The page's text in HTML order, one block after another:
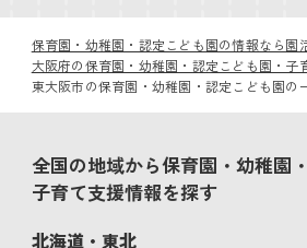
保育園・幼稚園・認定こども園の情報なら園
大阪府の保育園・幼稚園・認定こども園・子
東大阪市の保育園・幼稚園・認定こども園の
全国の地域から保育園・幼稚園
子育て支援情報を探す
北海道・東北